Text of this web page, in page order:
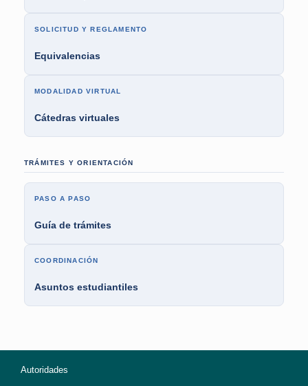
SOLICITUD Y REGLAMENTO
Equivalencias
MODALIDAD VIRTUAL
Cátedras virtuales
TRÁMITES Y ORIENTACIÓN
PASO A PASO
Guía de trámites
COORDINACIÓN
Asuntos estudiantiles
Autoridades